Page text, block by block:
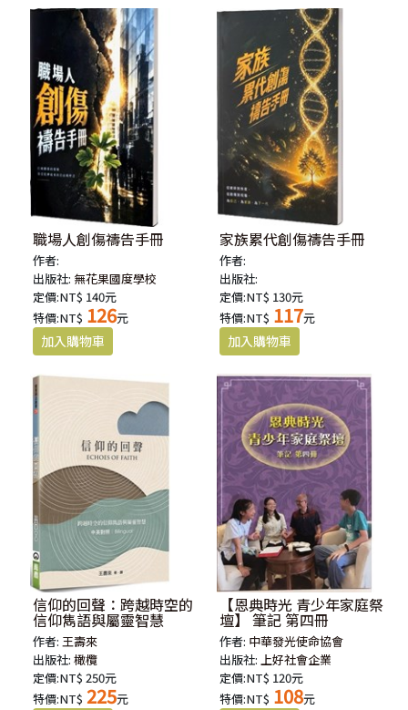
職場人創傷禱告手冊
作者:
出版社: 無花果國度學校
定價:NT$ 140元
特價:NT$ 126元
家族累代創傷禱告手冊
作者:
出版社:
定價:NT$ 130元
特價:NT$ 117元
信仰的回聲：跨越時空的
信仰雋語與屬靈智慧
作者:王壽來
出版社:橄欖
定價:NT$ 250元
特價:NT$ 225元
【恩典時光 青少年家庭祭
壇】 筆記 第四冊
作者: 中華發光使命協會
出版社:上好社會企業
定價:NT$ 120元
特價:NT$ 108元